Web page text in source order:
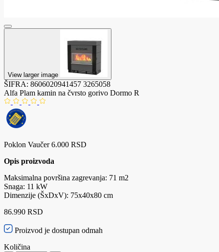
View larger image
ŠIFRA: 8606020941457 3265058
Alfa Plam kamin na čvrsto gorivo Dormo R
Poklon Vaučer 6.000 RSD
Opis proizvoda
Maksimalna površina zagrevanja: 71 m2
Snaga: 11 kW
Dimenzije (ŠxDxV): 75x40x80 cm
86.990 RSD
Proizvod je dostupan odmah
Količina